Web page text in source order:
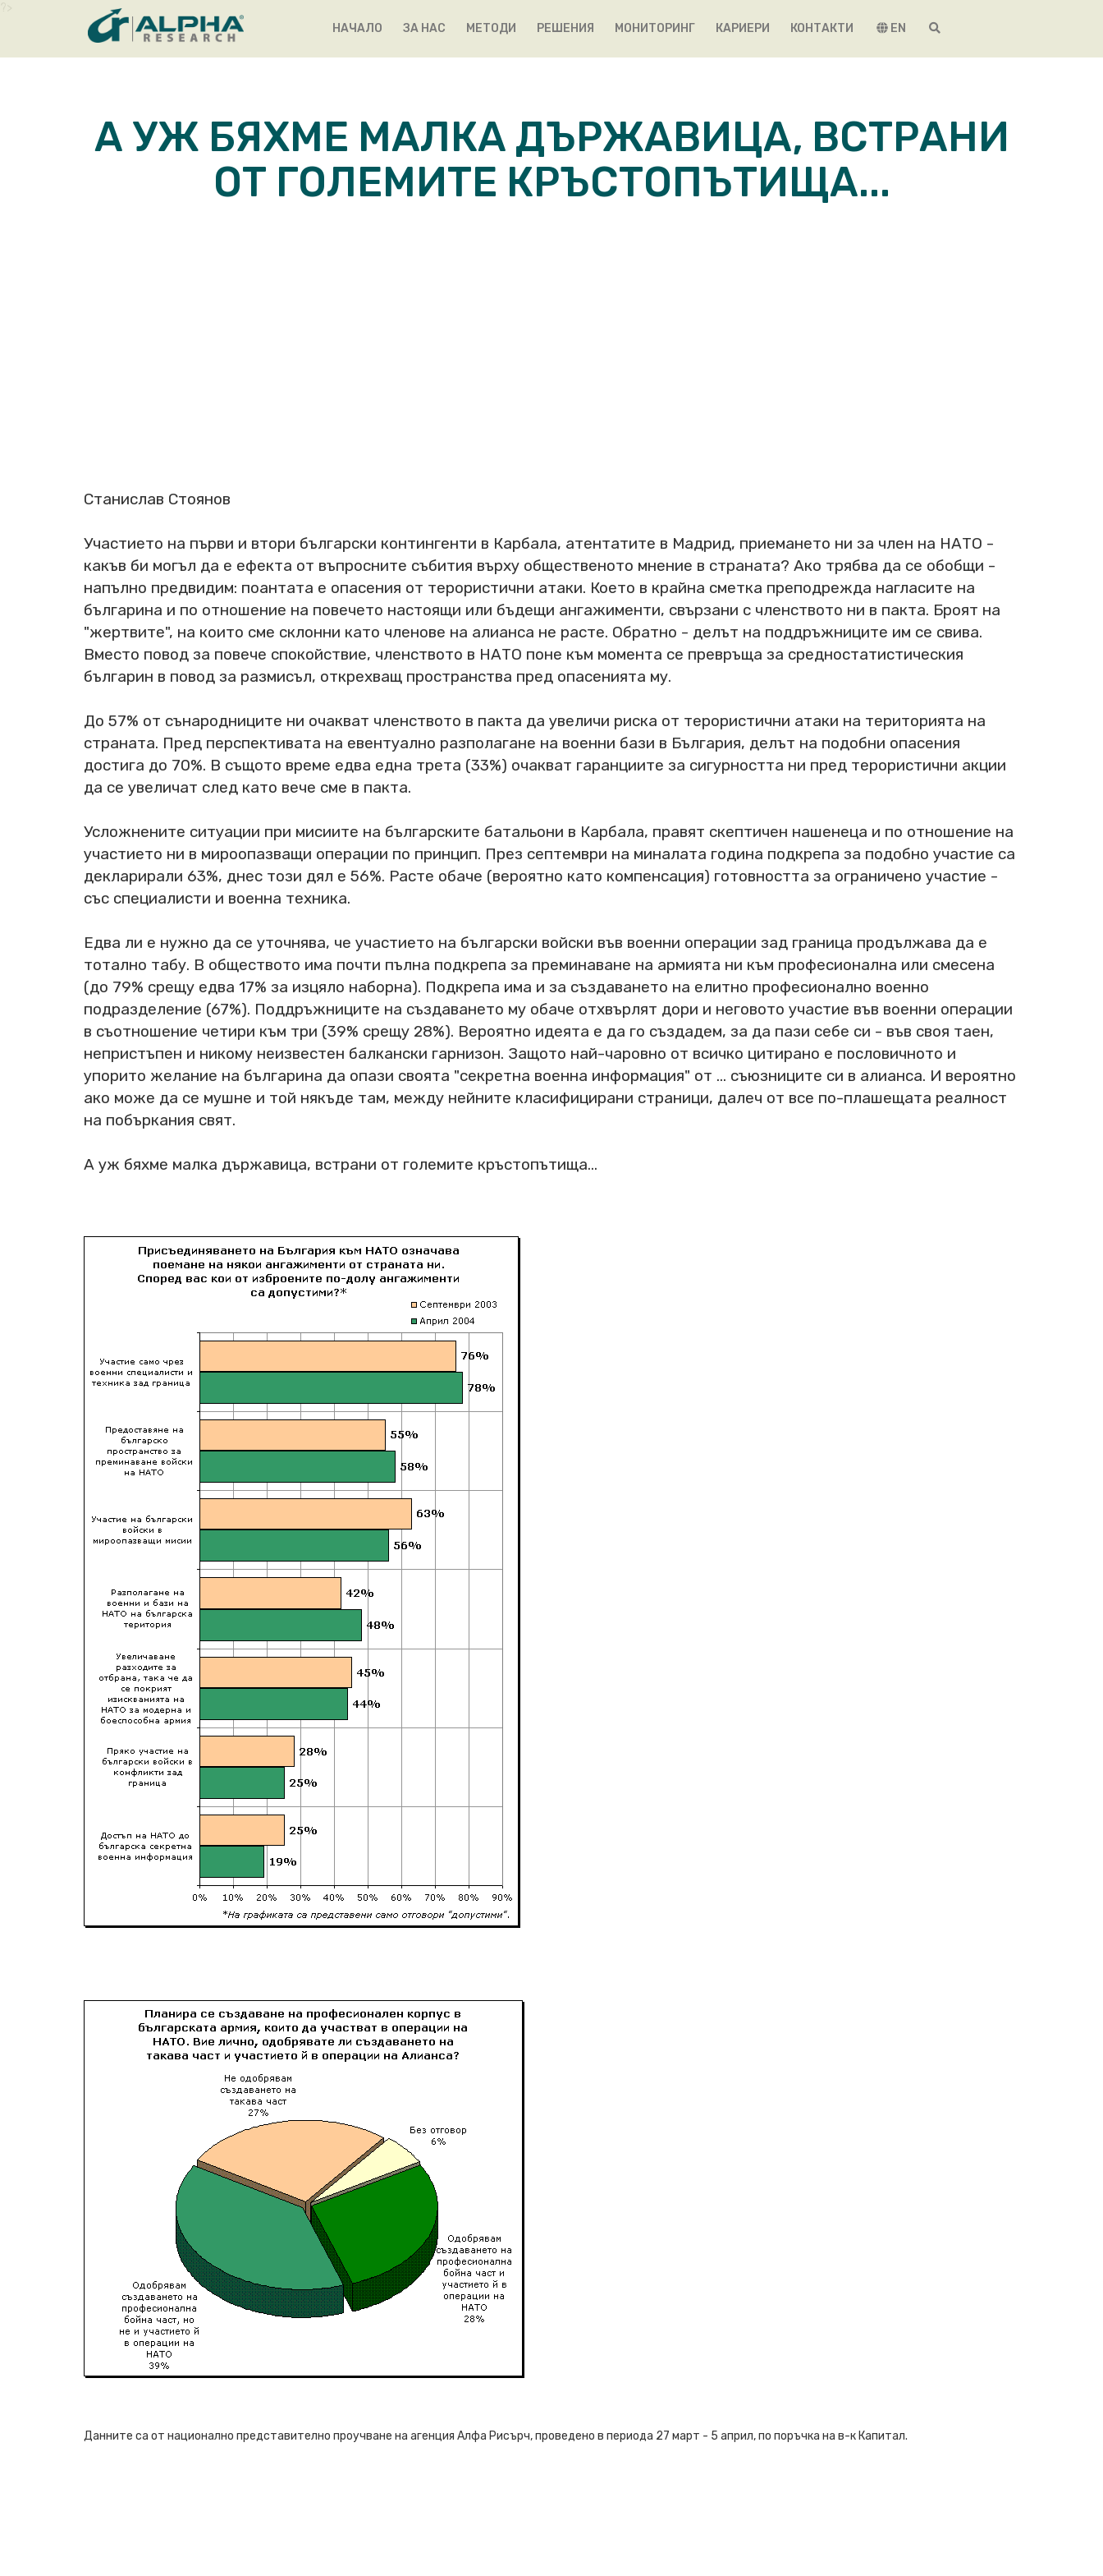
НАЧАЛО ЗА НАС МЕТОДИ РЕШЕНИЯ МОНИТОРИНГ КАРИЕРИ КОНТАКТИ EN
А УЖ БЯХМЕ МАЛКА ДЪРЖАВИЦА, ВСТРАНИ
ОТ ГОЛЕМИТЕ КРЪСТОПЪТИЩА...
Станислав Стоянов
Участието на първи и втори български контингенти в Карбала, атентатите в Мадрид, приемането ни за член на НАТО -
какъв би могъл да е ефекта от въпросните събития върху общественото мнение в страната? Ако трябва да се обобщи -
напълно предвидим: поантата е опасения от терористични атаки. Което в крайна сметка преподрежда нагласите на
българина и по отношение на повечето настоящи или бъдещи ангажименти, свързани с членството ни в пакта. Броят на
"жертвите", на които сме склонни като членове на алианса не расте. Обратно - делът на поддръжниците им се свива.
Вместо повод за повече спокойствие, членството в НАТО поне към момента се превръща за средностатистическия
българин в повод за размисъл, открехващ пространства пред опасенията му.
До 57% от сънародниците ни очакват членството в пакта да увеличи риска от терористични атаки на територията на
страната. Пред перспективата на евентуално разполагане на военни бази в България, делът на подобни опасения
достига до 70%. В същото време едва една трета (33%) очакват гаранциите за сигурността ни пред терористични акции
да се увеличат след като вече сме в пакта.
Усложнените ситуации при мисиите на българските батальони в Карбала, правят скептичен нашенеца и по отношение на
участието ни в мироопазващи операции по принцип. През септември на миналата година подкрепа за подобно участие са
декларирали 63%, днес този дял е 56%. Расте обаче (вероятно като компенсация) готовността за ограничено участие -
със специалисти и военна техника.
Едва ли е нужно да се уточнява, че участието на български войски във военни операции зад граница продължава да е
тотално табу. В обществото има почти пълна подкрепа за преминаване на армията ни към професионална или смесена
(до 79% срещу едва 17% за изцяло наборна). Подкрепа има и за създаването на елитно професионално военно
подразделение (67%). Поддръжниците на създаването му обаче отхвърлят дори и неговото участие във военни операции
в съотношение четири към три (39% срещу 28%). Вероятно идеята е да го създадем, за да пази себе си - във своя таен,
непристъпен и никому неизвестен балкански гарнизон. Защото най-чаровно от всичко цитирано е пословичното и
упорито желание на българина да опази своята "секретна военна информация" от ... съюзниците си в алианса. И вероятно
ако може да се мушне и той някъде там, между нейните класифицирани страници, далеч от все по-плашещата реалност
на побъркания свят.
А уж бяхме малка държавица, встрани от големите кръстопътища...
Данните са от национално представително проучване на агенция Алфа Рисърч, проведено в периода 27 март - 5 април, по поръчка на в-к Капитал.